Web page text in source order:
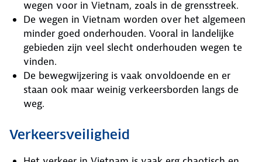
wegen voor in Vietnam, zoals in de grensstreek.
De wegen in Vietnam worden over het algemeen
minder goed onderhouden. Vooral in landelijke
gebieden zijn veel slecht onderhouden wegen te
vinden.
De bewegwijzering is vaak onvoldoende en er
staan ook maar weinig verkeersborden langs de
weg.
Verkeersveiligheid